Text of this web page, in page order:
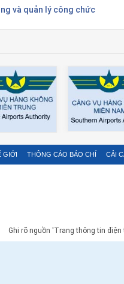
và quản lý công chức
GIỚI THÔNG CÁO BÁO CHÍ CẢI
Ghi rõ nguồn 'Trang thông tin